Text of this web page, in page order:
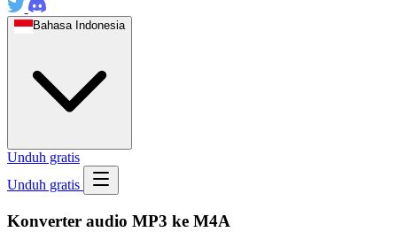
Bahasa Indonesia
Unduh gratis
Unduh gratis
Konverter audio MP3 ke M4A